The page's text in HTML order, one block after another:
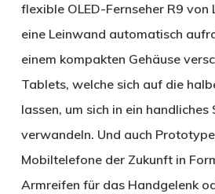
flexible OLED-Fernseher R9 von
eine Leinwand automatisch
einem kompakten Gehäuse
Tablets, welche sich auf die
lassen, um sich in ein
verwandeln. Und auch
Mobiltelefone der Zukunft in
Armreifen für das Handgelenk